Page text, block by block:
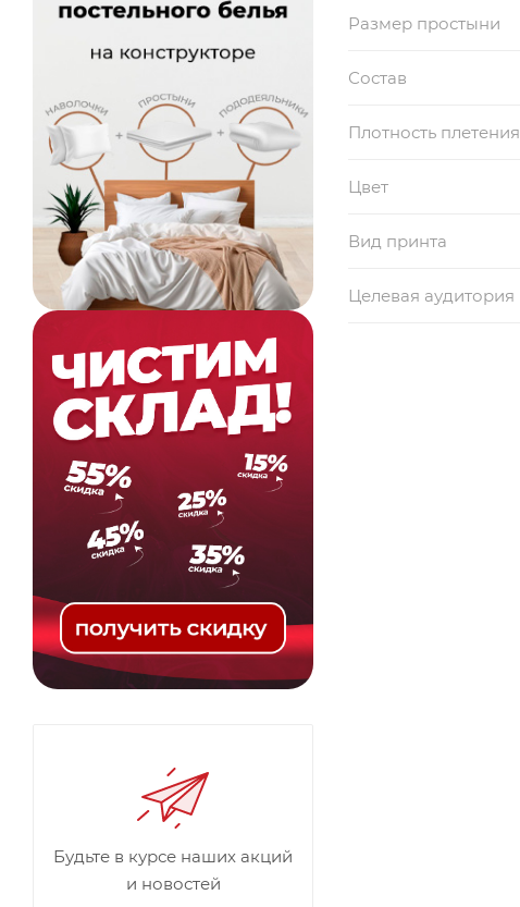
Размер простыни
Состав
Плотность плетения
Цвет
Вид принта
Целевая аудитория
Будьте в курсе наших акций
и новостей